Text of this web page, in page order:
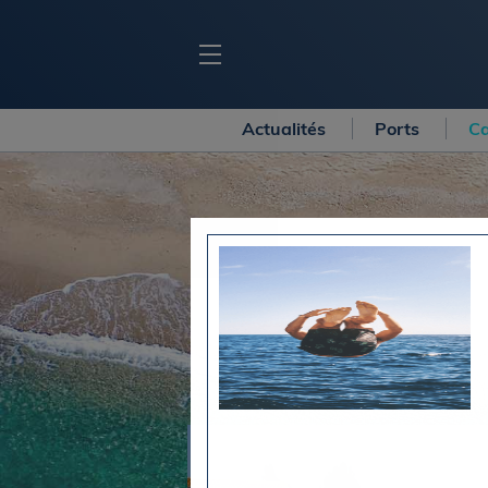
BLOC MARINE
Ports
Carnets de voyage
Dossiers de la
Application Bloc Marine
Règlementation
BATEAUX
Actualités Ports